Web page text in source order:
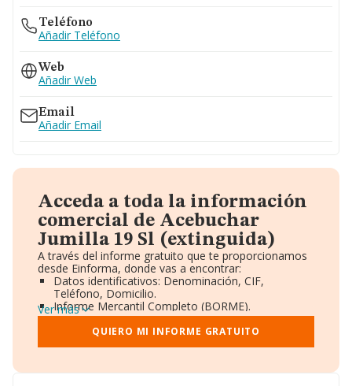
Teléfono
Añadir Teléfono
Web
Añadir Web
Email
Añadir Email
Acceda a toda la información
comercial de Acebuchar
Jumilla 19 Sl (extinguida)
A través del informe gratuito que te proporcionamos
desde Einforma, donde vas a encontrar:
Datos identificativos: Denominación, CIF,
Teléfono, Domicilio.
Informe Mercantil Completo (BORME).
Gráficos de Evolución Ventas y Empleados.
Consejo de Administración y Administradores.
Directivos y Ejecutivos.
Ver más
QUIERO MI INFORME GRATUITO